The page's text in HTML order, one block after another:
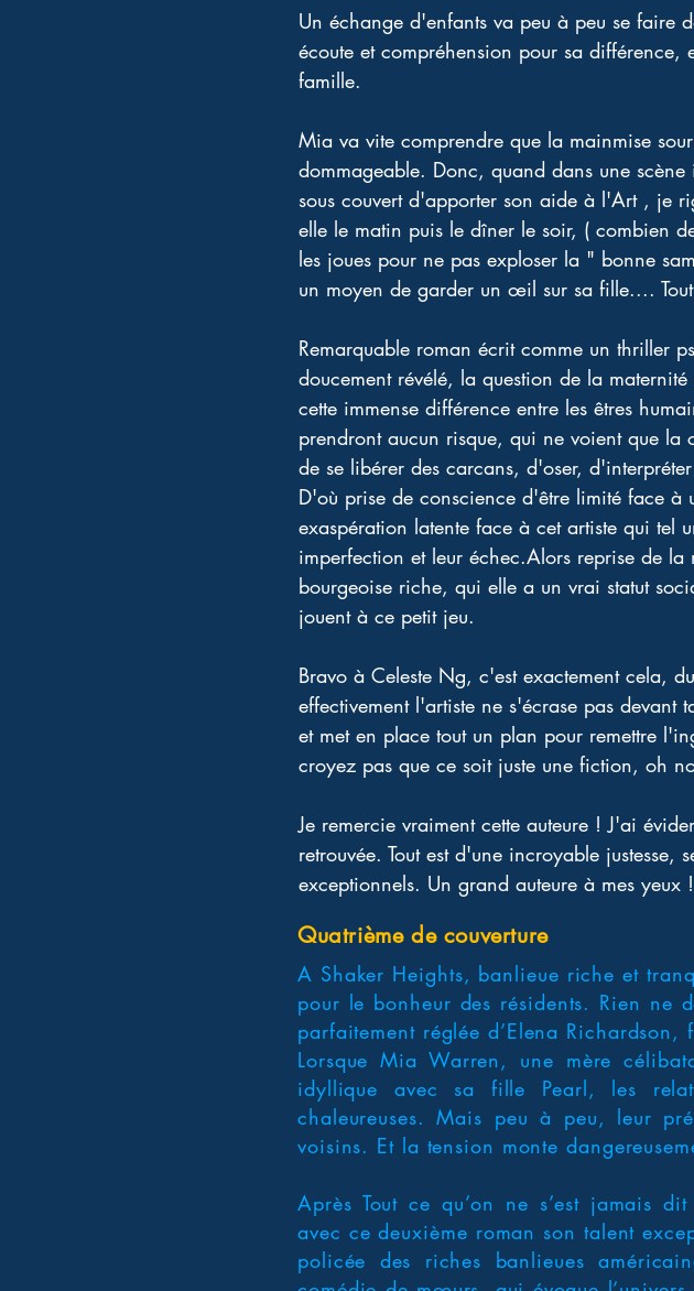
Un échange d'enfants va peu à peu se faire
écoute et compréhension pour sa
famille.
Mia va vite comprendre que la mainmise
dommageable. Donc, quand dans une
sous couvert d'apporter son aide à l'Art , je
elle le matin puis le dîner le soir, ( combien
les joues pour ne pas exploser la " bonne
un moyen de garder un œil sur sa fille....
Remarquable roman écrit comme un thriller
doucement révélé, la question de la
cette immense différence entre les êtres
prendront aucun risque, qui ne voient que la
de se libérer des carcans, d'oser,
D'où prise de conscience d'être limité face
exaspération latente face à cet artiste qui tel
imperfection et leur échec.Alors reprise de
bourgeoise riche, qui elle a un vrai statut
jouent à ce petit jeu.
Bravo à Celeste Ng, c'est exactement cela,
effectivement l'artiste ne s'écrase pas
et met en place tout un plan pour remettre
croyez pas que ce soit juste une fiction, oh
Je remercie vraiment cette auteure ! J'ai
retrouvée. Tout est d'une incroyable
exceptionnels. Un grand auteure à mes
Quatrième de couverture
A Shaker Heights, banlieue riche et
pour le bonheur des résidents. Rien ne
parfaitement réglée d’Elena Richardson,
Lorsque Mia Warren, une mère
idyllique avec sa fille Pearl, les
chaleureuses. Mais peu à peu, leur
voisins. Et la tension monte
Après Tout ce qu’on ne s’est jamais
avec ce deuxième roman son talent
policée des riches banlieues